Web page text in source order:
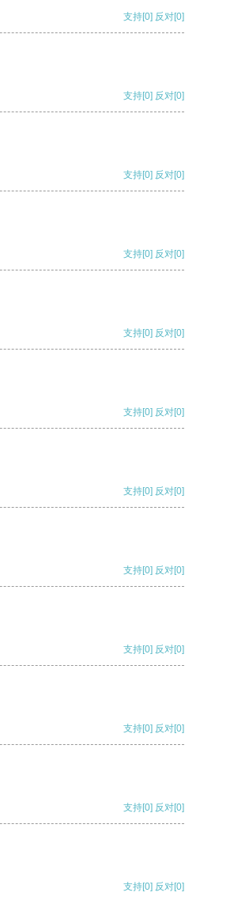
支持[0] 反对[0]
支持[0] 反对[0]
支持[0] 反对[0]
支持[0] 反对[0]
支持[0] 反对[0]
支持[0] 反对[0]
支持[0] 反对[0]
支持[0] 反对[0]
支持[0] 反对[0]
支持[0] 反对[0]
支持[0] 反对[0]
支持[0] 反对[0]